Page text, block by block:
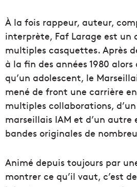
À la fois rappeur, auteur,
interprète, Faf Larage est un
multiples casquettes. Après
à la fin des années 1980 alors
qu’un adolescent, le
mené de front une carrière
multiples collaborations,
marseillais IAM et d’un autre
bandes originales de
Animé depuis toujours par
montrer ce qu’il vaut, c’est